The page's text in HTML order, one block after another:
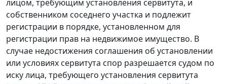
лицом, требующим установления сервитута, и
собственником соседнего участка и подлежит
регистрации в порядке, установленном для
регистрации прав на недвижимое имущество. В
случае недостижения соглашения об установлении
или условиях сервитута спор разрешается судом по
иску лица, требующего установления сервитута